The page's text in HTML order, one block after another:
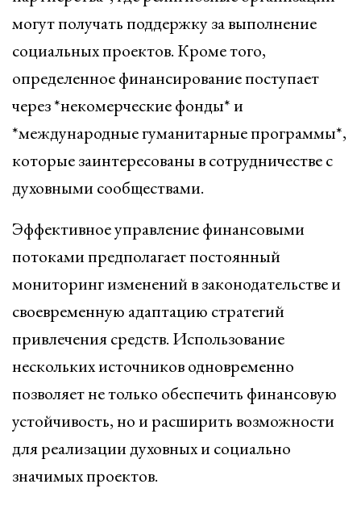
могут получать поддержку за выполнение
социальных проектов. Кроме того,
определенное финансирование поступает
через *некомерческие фонды* и
*международные гуманитарные программы*,
которые заинтересованы в сотрудничестве с
духовными сообществами.
Эффективное управление финансовыми
потоками предполагает постоянный
мониторинг изменений в законодательстве и
своевременную адаптацию стратегий
привлечения средств. Использование
нескольких источников одновременно
позволяет не только обеспечить финансовую
устойчивость, но и расширить возможности
для реализации духовных и социально
значимых проектов.